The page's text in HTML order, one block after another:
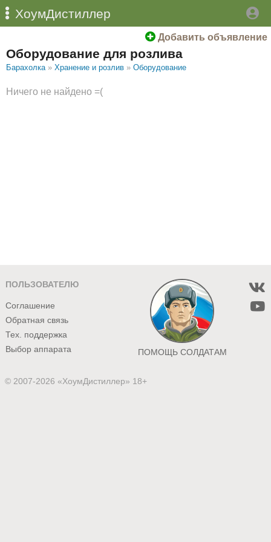
ХоумДистиллер
Добавить объявление
Оборудование для розлива
Барахолка » Хранение и розлив » Оборудование
Ничего не найдено =(
ПОЛЬЗОВАТЕЛЮ
Соглашение
Обратная связь
Тех. поддержка
Выбор аппарата
ПОМОЩЬ СОЛДАТАМ
© 2007-2026 «ХоумДистиллер» 18+